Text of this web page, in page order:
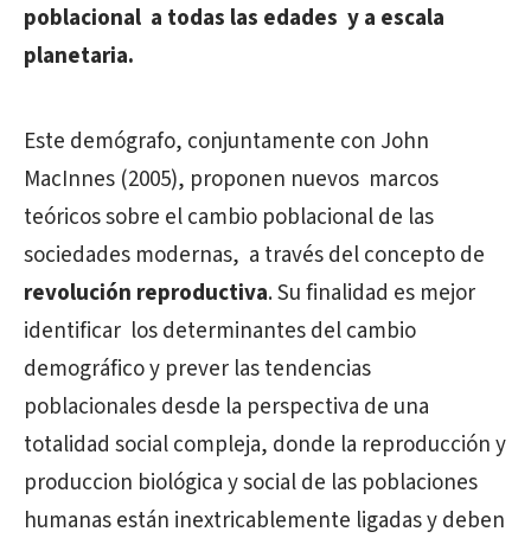
poblacional a todas las edades y a escala
planetaria.
Este demógrafo, conjuntamente con John
MacInnes (2005), proponen nuevos marcos
teóricos sobre el cambio poblacional de las
sociedades modernas, a través del concepto de
revolución reproductiva. Su finalidad es mejor
identificar los determinantes del cambio
demográfico y prever las tendencias
poblacionales desde la perspectiva de una
totalidad social compleja, donde la reproducción y
produccion biológica y social de las poblaciones
humanas están inextricablemente ligadas y deben